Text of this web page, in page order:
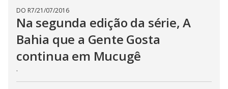
DO R7/21/07/2016
Na segunda edição da série, A
Bahia que a Gente Gosta
continua em Mucugê
.